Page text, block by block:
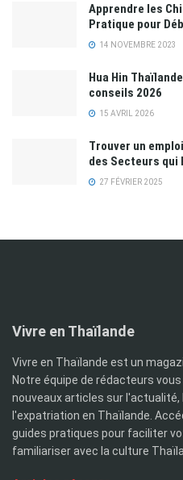
Apprendre les
Pratique pour
14 NOVEMBRE 2023
Hua Hin
conseils 2026
15 AVRIL 2026
Trouver un
des Secteurs qui
27 FÉVRIER 2025
Vivre en Thaïlande
Vivre en Thaïlande est un
Notre équipe de rédacteurs
nouveaux articles sur l'actualité,
l'expatriation en Thaïlande.
guides pratiques pour faciliter
familiariser avec la culture